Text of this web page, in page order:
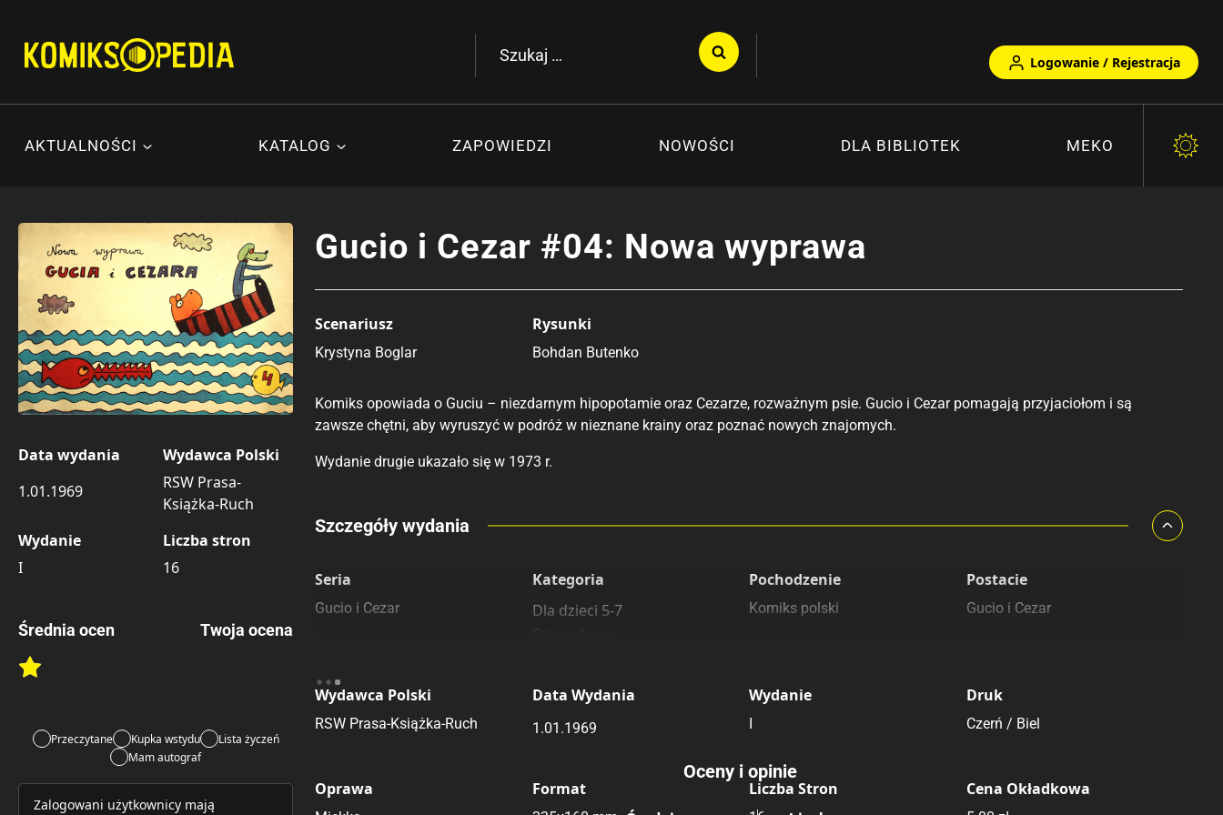
treści
Szukaj:
Logowanie / Rejestracja
AKTUALNOŚCI KATALOG ZAPOWIEDZI NOWOŚCI DLA BIBLIOTEK MEKO
Data wydania
1.01.1969
Wydawca Polski
RSW Prasa-
Książka-Ruch
Wydanie
I
Liczba stron
16
Średnia ocen
Rate this item: Submit Rating
Twoja ocena
Przeczytane Kupka wstydu
Lista życzeń
Mam autograf
Zalogowani użytkownicy mają
Gucio i Cezar #04: Nowa wyprawa
Scenariusz
Krystyna Boglar
Rysunki
Bohdan Butenko
Komiks opowiada o Guciu – niezdarnym hipopotamie oraz Cezarze, rozważnym psie. Gucio i Cezar pomagają przyjaciołom i są
zawsze chętni, aby wyruszyć w podróż w nieznane krainy oraz poznać nowych znajomych.
Wydanie drugie ukazało się w 1973 r.
Porównaj ceny
Szczegóły wydania
Seria
Gucio i Cezar
Kategoria
Dla dzieci 5-7
Pochodzenie
Komiks polski
Postacie
Gucio i Cezar
Wydawca Polski
RSW Prasa-Książka-Ruch
Data Wydania
1.01.1969
Wydanie
I
Druk
Czerń / Biel
Oprawa Format Liczba Stron Cena Okładkowa
Oceny i opinie